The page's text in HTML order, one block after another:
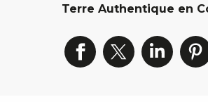
Terre Authentique en